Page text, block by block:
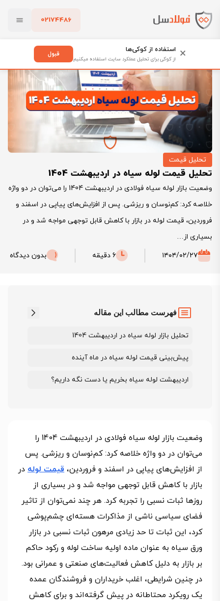
02174486
پاک کردن
فولادسل
تحلیل قیمت لوله سیاه در اردیبهشت 1404
تحلیل قیمت
تحلیل قیمت لوله سیاه در اردیبهشت 1404
وضعیت بازار لوله سیاه فولادی در اردیبهشت 1404 را می‌توان در دو واژه
خلاصه کرد: کم‌نوسان و ریزشی. پس از افزایش‌های پیاپی در اسفند و
فروردین، قیمت لوله در بازار با کاهش قابل توجهی مواجه شد و در
بسیاری از…
۱۴۰۴/۰۲/۲۷
6 دقیقه بدون دیدگاه
فهرست مطالب این مقاله
تحلیل بازار لوله سیاه در اردیبهشت 1404
پیش‌بینی قیمت لوله سیاه در ماه آینده
اردیبهشت لوله سیاه بخریم یا دست نگه داریم؟
وضعیت بازار لوله سیاه فولادی در اردیبهشت 1404 را
می‌توان در دو واژه خلاصه کرد: کم‌نوسان و ریزشی. پس
از افزایش‌های پیاپی در اسفند و فروردین، قیمت لوله در
بازار با کاهش قابل توجهی مواجه شد و در بسیاری از
روزها ثبات نسبی را تجربه کرد. هر چند نمی‌توان از تاثیر
فضای سیاسی ناشی از مذاکرات هسته‌ای چشم‌پوشی
کرد، این ثبات تا حد زیادی مرهون ثبات نسبی در بازار
ورق سیاه به عنوان ماده اولیه ساخت لوله و رکود حاکم
بر بازار به دلیل کاهش فعالیت‌های صنعتی و عمرانی بود.
در چنین شرایطی، اغلب خریداران و فروشندگان عمده
یک رویکرد محتاطانه در پیش گرفته‌اند و برای کاهش
× استفاده از کوکی‌ها
از کوکی برای تحلیل عملکرد سایت استفاده میکنیم
قبول